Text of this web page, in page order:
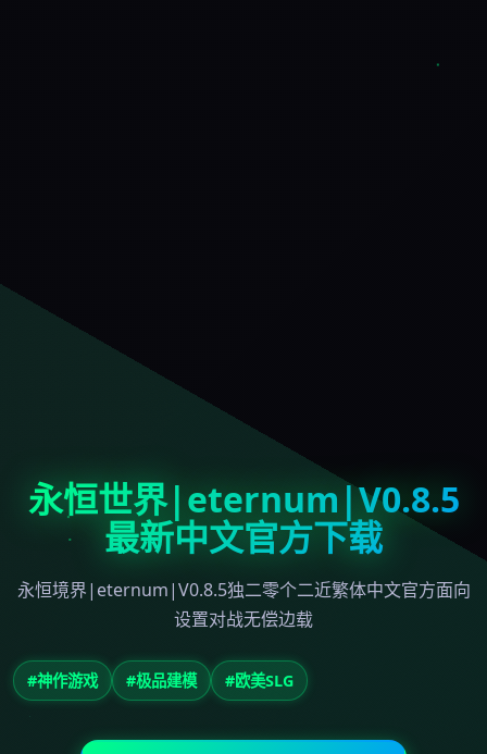
永恒世界|eternum|V0.8.5
最新中文官方下载
永恒境界|eternum|V0.8.5独二零个二近繁体中文官方面向
设置对战无偿边载
#神作游戏 #极品建模 #欧美SLG